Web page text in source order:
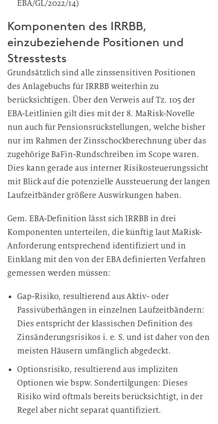
EBA/GL/2022/14)
Komponenten des IRRBB,
einzubeziehende Positionen und
Stresstests
Grundsätzlich sind alle zinssensitiven Positionen
des Anlagebuchs für IRRBB weiterhin zu
berücksichtigen. Über den Verweis auf Tz. 105 der
EBA-Leitlinien gilt dies mit der 8. MaRisk-Novelle
nun auch für Pensionsrückstellungen, welche bisher
nur im Rahmen der Zinsschockberechnung über das
zugehörige BaFin-Rundschreiben im Scope waren.
Dies kann gerade aus interner Risikosteuerungssicht
mit Blick auf die potenzielle Aussteuerung der langen
Laufzeitbänder größere Auswirkungen haben.
Gem. EBA-Definition lässt sich IRRBB in drei
Komponenten unterteilen, die künftig laut MaRisk-
Anforderung entsprechend identifiziert und in
Einklang mit den von der EBA definierten Verfahren
gemessen werden müssen:
Gap-Risiko, resultierend aus Aktiv- oder
Passivüberhängen in einzelnen Laufzeitbändern:
Dies entspricht der klassischen Definition des
Zinsänderungsrisikos i. e. S. und ist daher von den
meisten Häusern umfänglich abgedeckt.
Optionsrisiko, resultierend aus impliziten
Optionen wie bspw. Sondertilgungen: Dieses
Risiko wird oftmals bereits berücksichtigt, in der
Regel aber nicht separat quantifiziert.